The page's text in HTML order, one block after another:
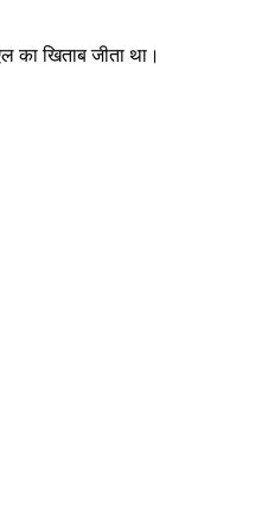
का खिताब जीता था।